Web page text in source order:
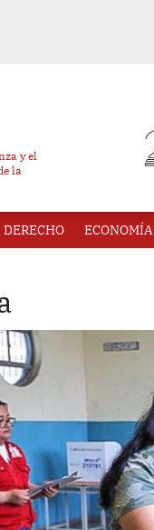
y el
la
DERECHO ECONOMÍA